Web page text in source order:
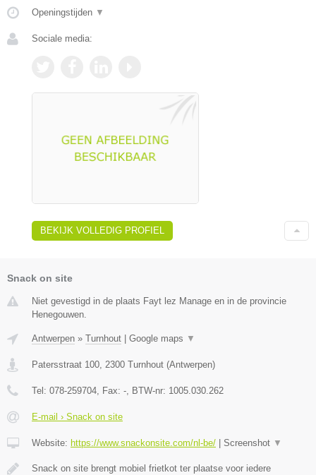
Openingstijden ▼
Sociale media:
BEKIJK VOLLEDIG PROFIEL
Snack on site
Niet gevestigd in de plaats Fayt lez Manage en in de provincie
Henegouwen.
Antwerpen » Turnhout Google maps ▼
Patersstraat 100, 2300 Turnhout (Antwerpen)
Tel: 078-259704, Fax: -, BTW-nr: 1005.030.262
E-mail › Snack on site
Website: https://www.snackonsite.com/nl-be/ Screenshot ▼
Snack on site brengt mobiel frietkot ter plaatse voor iedere